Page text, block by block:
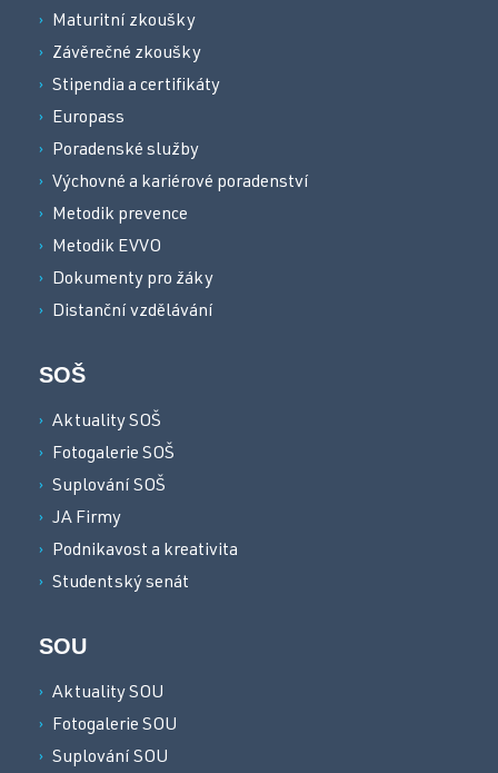
Maturitní zkoušky
Závěrečné zkoušky
Stipendia a certifikáty
Europass
Poradenské služby
Výchovné a kariérové poradenství
Metodik prevence
Metodik EVVO
Dokumenty pro žáky
Distanční vzdělávání
SOŠ
Aktuality SOŠ
Fotogalerie SOŠ
Suplování SOŠ
JA Firmy
Podnikavost a kreativita
Studentský senát
SOU
Aktuality SOU
Fotogalerie SOU
Suplování SOU